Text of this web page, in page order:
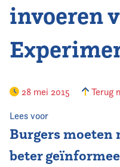
Agenda
Nieuws
Vereniging
invoeren
28 mei 2015 Terug
Lees voor
Burgers moeten
beter